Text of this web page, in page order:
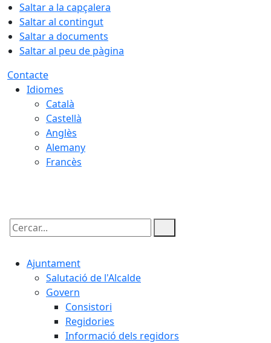
Saltar a la capçalera
Saltar al contingut
Saltar a documents
Saltar al peu de pàgina
Contacte
Idiomes
Català
Castellà
Anglès
Alemany
Francès
Cercar:
Ajuntament
Salutació de l'Alcalde
Govern
Consistori
Regidories
Informació dels regidors